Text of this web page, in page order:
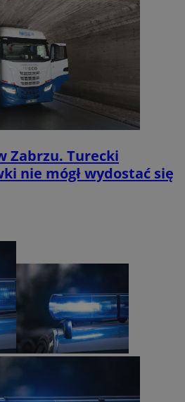
Zabrzu. Turecki
nie mógł wydostać się